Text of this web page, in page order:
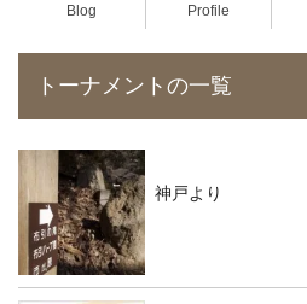
Blog Profile
トーナメントの一覧
神戸より